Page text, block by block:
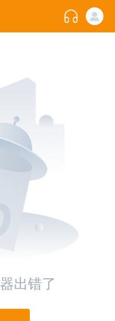
出错了